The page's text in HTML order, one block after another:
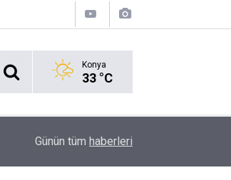
Konya
33 °C
Okullara 30 bin güvenlik personeli alınacak
Günün tüm haberleri